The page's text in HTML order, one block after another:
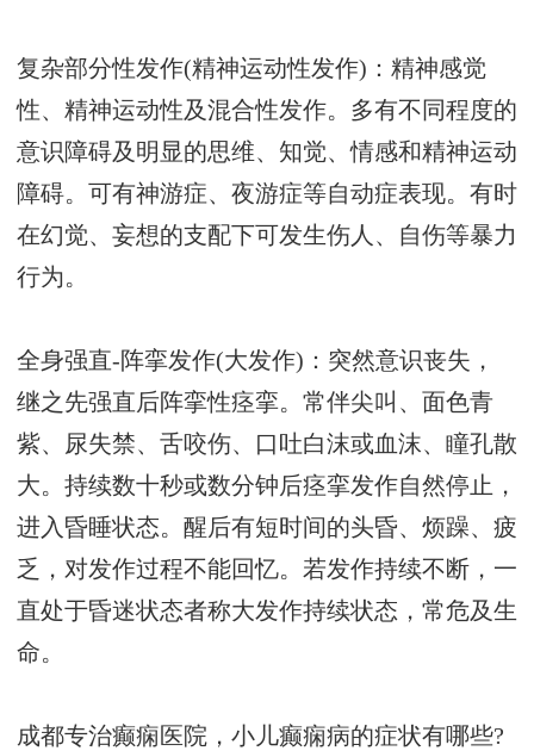
复杂部分性发作(精神运动性发作)：精神感觉
性、精神运动性及混合性发作。多有不同程度的
意识障碍及明显的思维、知觉、情感和精神运动
障碍。可有神游症、夜游症等自动症表现。有时
在幻觉、妄想的支配下可发生伤人、自伤等暴力
行为。
全身强直-阵挛发作(大发作)：突然意识丧失，
继之先强直后阵挛性痉挛。常伴尖叫、面色青
紫、尿失禁、舌咬伤、口吐白沫或血沫、瞳孔散
大。持续数十秒或数分钟后痉挛发作自然停止，
进入昏睡状态。醒后有短时间的头昏、烦躁、疲
乏，对发作过程不能回忆。若发作持续不断，一
直处于昏迷状态者称大发作持续状态，常危及生
命。
成都专治癫痫医院，小儿癫痫病的症状有哪些?